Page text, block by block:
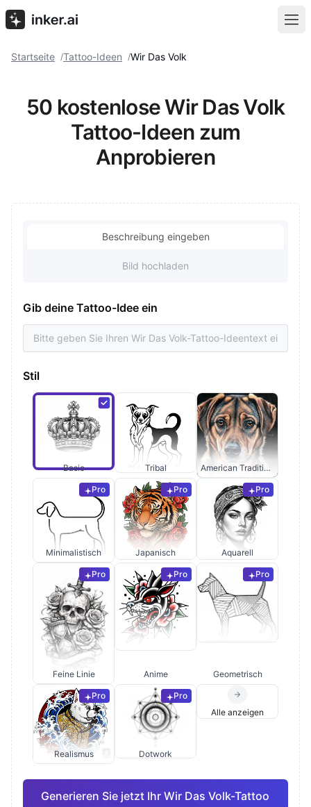
Startseite /Tattoo-Ideen /Wir Das Volk
50 kostenlose Wir Das Volk
Tattoo-Ideen zum
Anprobieren
Beschreibung eingeben
Bild hochladen
Gib deine Tattoo-Idee ein
Stil
Basic Tribal American Traditional
Pro
Minimalistisch
Pro
Japanisch
Pro
Aquarell
Pro
Feine Linie
Pro
Anime
Pro
Geometrisch
Pro
Realismus
Pro
Dotwork
Alle anzeigen
Generieren Sie jetzt Ihr Wir Das Volk-Tattoo